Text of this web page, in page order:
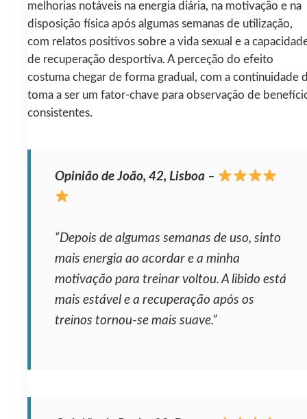
melhorias notáveis na energia diária, na motivação e na
disposição física após algumas semanas de utilização,
com relatos positivos sobre a vida sexual e a
de recuperação desportiva. A perceção do efeito
costuma chegar de forma gradual, com a continuidade
toma a ser um fator-chave para observação de
consistentes.
Opinião de João, 42, Lisboa –
“Depois de algumas semanas de uso, sinto
mais energia ao acordar e a minha
motivação para treinar voltou. A libido está
mais estável e a recuperação após os
treinos tornou‑se mais suave.”